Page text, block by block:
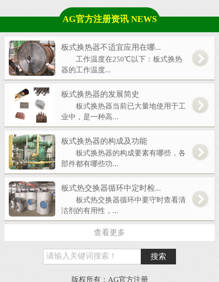
AG官方注册资讯 NEWS
板式换热器不适宜应用在哪...
工作温度在250℃以下：板式换热
器的工作温度...
板式换热器的发展简史
板式换热器当前已大量地使用于工
业中，是一种高...
板式换热器的构成及功能
板式换热器的构成要素有哪些，各
部件都有哪些功...
板式热交换器循环中定时检...
板式热交换器循环中要守时查看清
洁剂的有用性，...
查看更多
版权所有：AG官方注册